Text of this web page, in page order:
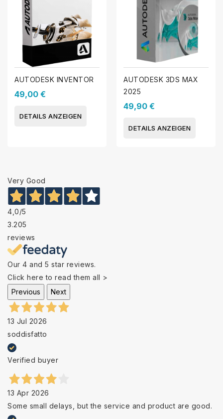
AUTODESK INVENTOR
49,00 €
DETAILS ANZEIGEN
AUTODESK 3DS MAX
2025
49,90 €
DETAILS ANZEIGEN
Very Good
4,0/5
3.205
reviews
Our 4 and 5 star reviews.
Click here to read them all >
Previous
Next
13 Jul 2026
soddisfatto
Verified buyer
13 Apr 2026
Some small delays, but the service and product are good.